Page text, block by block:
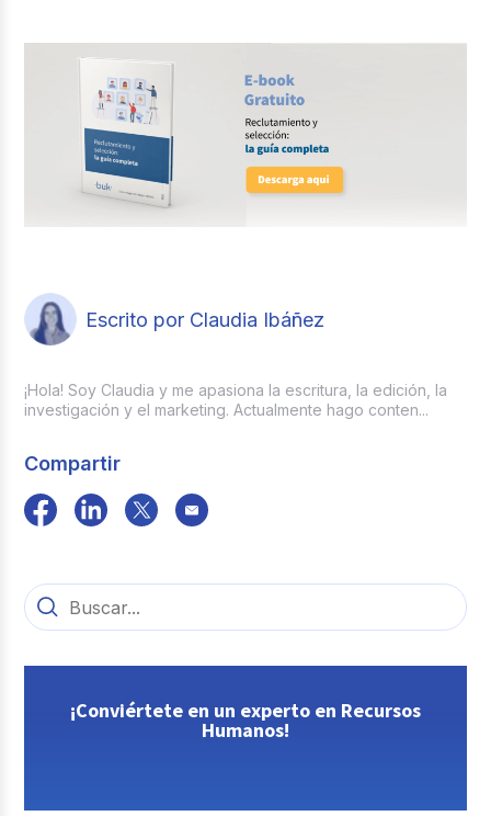
Escrito por Claudia Ibáñez
¡Hola! Soy Claudia y me apasiona la escritura, la edición, la
investigación y el marketing. Actualmente hago conten...
Compartir
¡Conviértete en un experto en Recursos
Humanos!